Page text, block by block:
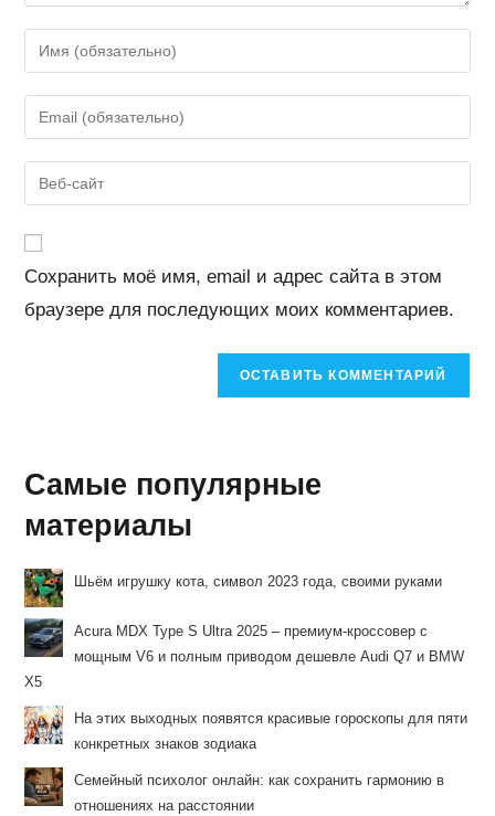
Введите
свое
имя
или
пользователя,
чтобы
прокомментировать
Введите
свой
email-
адрес,
Введите
URL
веб-
сайта
(необязательно)
Сохранить моё имя, email и адрес сайта в этом
браузере для последующих моих комментариев.
Самые популярные
материалы
Шьём игрушку кота, символ 2023 года, своими руками
Acura MDX Type S Ultra 2025 – премиум-кроссовер с
мощным V6 и полным приводом дешевле Audi Q7 и BMW
X5
На этих выходных появятся красивые гороскопы для пяти
конкретных знаков зодиака
Семейный психолог онлайн: как сохранить гармонию в
отношениях на расстоянии